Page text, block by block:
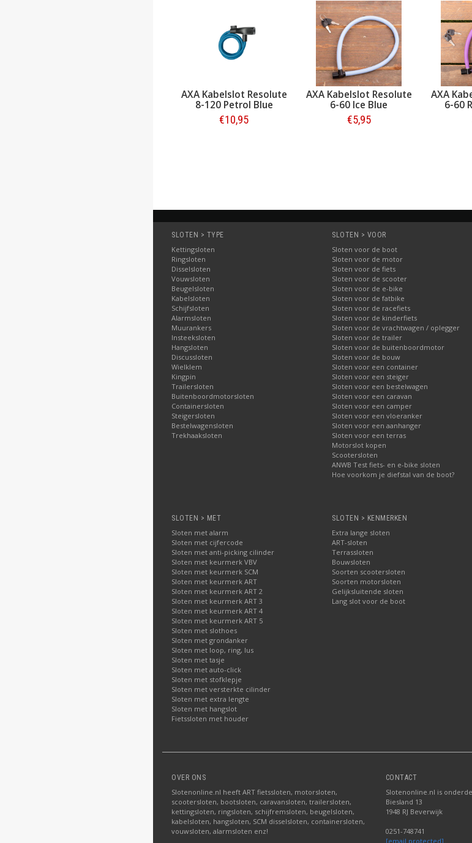
AXA Kabelslot Resolute
8-120 Petrol Blue
€10,95
AXA Kabelslot Resolute
6-60 Ice Blue
€5,95
AXA
6-60
SLOTEN > TYPE
Kettingsloten
Ringsloten
Disselsloten
Vouwsloten
Beugelsloten
Kabelsloten
Schijfsloten
Alarmsloten
Muurankers
Insteeksloten
Hangsloten
Discussloten
Wielklem
Kingpin
Trailersloten
Buitenboordmotorsloten
Containersloten
Steigersloten
Bestelwagensloten
Trekhaaksloten
SLOTEN > VOOR
Sloten voor de boot
Sloten voor de motor
Sloten voor de fiets
Sloten voor de scooter
Sloten voor de e-bike
Sloten voor de fatbike
Sloten voor de racefiets
Sloten voor de kinderfiets
Sloten voor de vrachtwagen / oplegger
Sloten voor de trailer
Sloten voor de buitenboordmotor
Sloten voor de bouw
Sloten voor een container
Sloten voor een steiger
Sloten voor een bestelwagen
Sloten voor een caravan
Sloten voor een camper
Sloten voor een vloeranker
Sloten voor een aanhanger
Sloten voor een terras
Motorslot kopen
Scootersloten
ANWB Test fiets- en e-bike sloten
Hoe voorkom je diefstal van de boot?
SLOTEN > MET
Sloten met alarm
Sloten met cijfercode
Sloten met anti-picking cilinder
Sloten met keurmerk VBV
Sloten met keurmerk SCM
Sloten met keurmerk ART
Sloten met keurmerk ART 2
Sloten met keurmerk ART 3
Sloten met keurmerk ART 4
Sloten met keurmerk ART 5
Sloten met slothoes
Sloten met grondanker
Sloten met loop, ring, lus
Sloten met tasje
Sloten met auto-click
Sloten met stofklepje
Sloten met versterkte cilinder
Sloten met extra lengte
Sloten met hangslot
Fietssloten met houder
SLOTEN > KENMERKEN
Extra lange sloten
ART-sloten
Terrassloten
Bouwsloten
Soorten scootersloten
Soorten motorsloten
Gelijksluitende sloten
Lang slot voor de boot
OVER ONS
Slotenonline.nl heeft ART fietssloten, motorsloten,
scootersloten, bootsloten, caravansloten, trailersloten,
kettingsloten, ringsloten, schijfremsloten, beugelsloten,
kabelsloten, hangsloten, SCM disselsloten, containersloten,
vouwsloten, alarmsloten enz!
CONTACT
Slotenonline.nl is
Biesland 13
1948 RJ Beverwijk
0251-748741
[email protected]